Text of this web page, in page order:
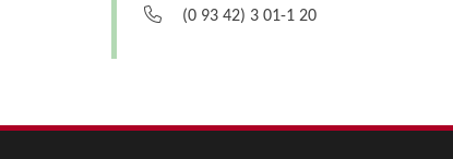
(0 93 42) 3 01-1 20